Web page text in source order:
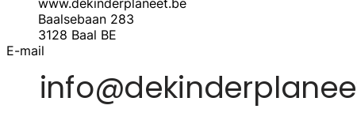
www.dekinderplaneet.be
Baalsebaan 283
3128 Baal BE
E-mail